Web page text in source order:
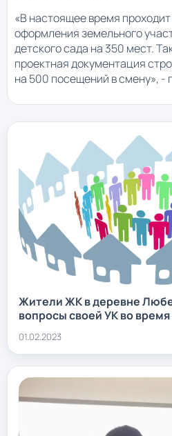
«В настоящее время
оформления земельного
детского сада на 350 мест.
проектная документация
на 500 посещений в смену», -
Жители ЖК в деревне
вопросы своей УК во
01.02.2023